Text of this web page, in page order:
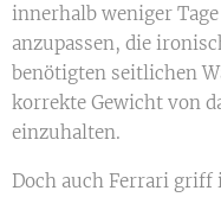
innerhalb weniger
anzupassen, die
benötigten seitlichen
korrekte Gewicht von
einzuhalten.
Doch auch Ferrari griff